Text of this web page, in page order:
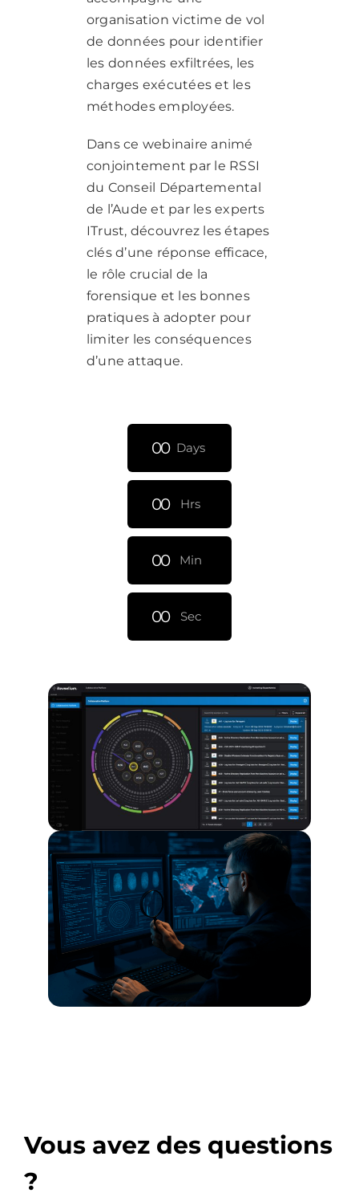
organisation victime de vol
de données pour identifier
les données exfiltrées, les
charges exécutées et les
méthodes employées.​
Dans ce webinaire animé
conjointement par le RSSI
du Conseil Départemental
de l’Aude et par les experts
ITrust, découvrez les étapes
clés d’une réponse efficace,
le rôle crucial de la
forensique et les bonnes
pratiques à adopter pour
limiter les conséquences
d’une attaque.
00 Days
00 Hrs
00 Min
00 Sec
Vous avez des questions
?